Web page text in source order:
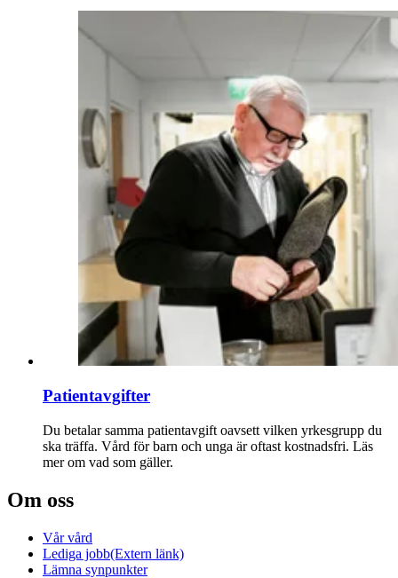
Patientavgifter
Du betalar samma patientavgift oavsett vilken yrkesgrupp du
ska träffa. Vård för barn och unga är oftast kostnadsfri. Läs
mer om vad som gäller.
Om oss
Vår vård
Lediga jobb(Extern länk)
Lämna synpunkter